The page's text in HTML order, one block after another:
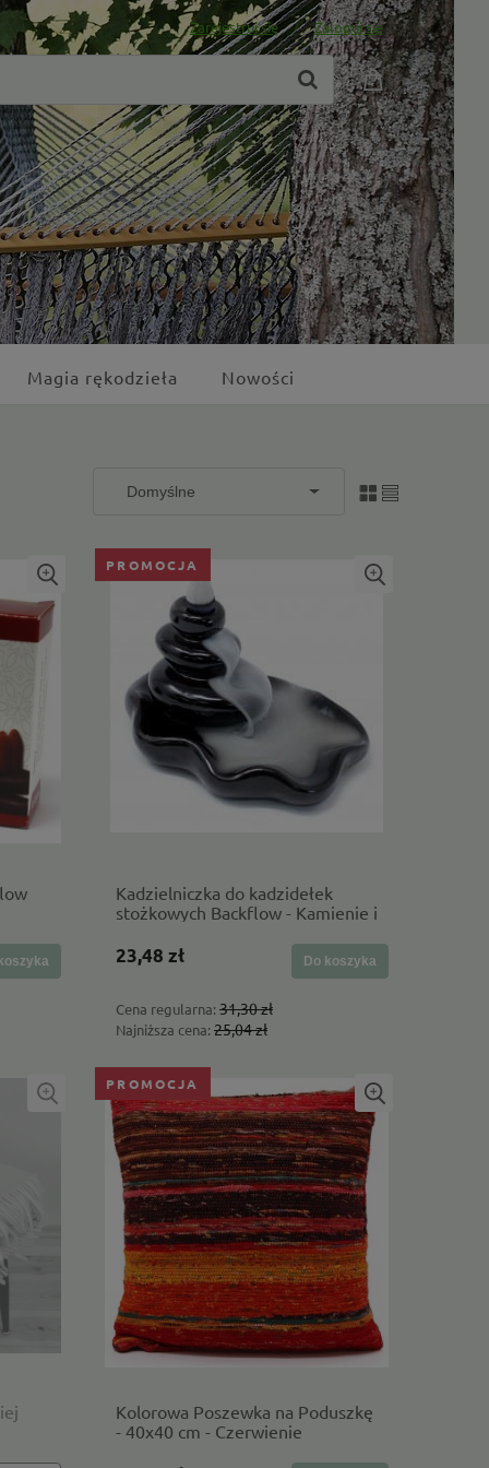
Zarejestruj się Zaloguj się
Magia rękodzieła Nowości
Kadzielniczka do kadzidełek
stożkowych Backflow - Kamienie i
23,48 zł
Cena regularna: 31,30 zł
Najniższa cena: 25,04 zł
Do koszyka
PROMOCJA
Kolorowa Poszewka na Poduszkę
- 40x40 cm - Czerwienie
PROMOCJA